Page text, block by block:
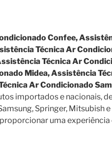
Confee,
Técnica Ar
Técnica Ar
Midea, Assistência
Ar Condicionado
importados e nacionais,
Springer, Mitsubish
uma